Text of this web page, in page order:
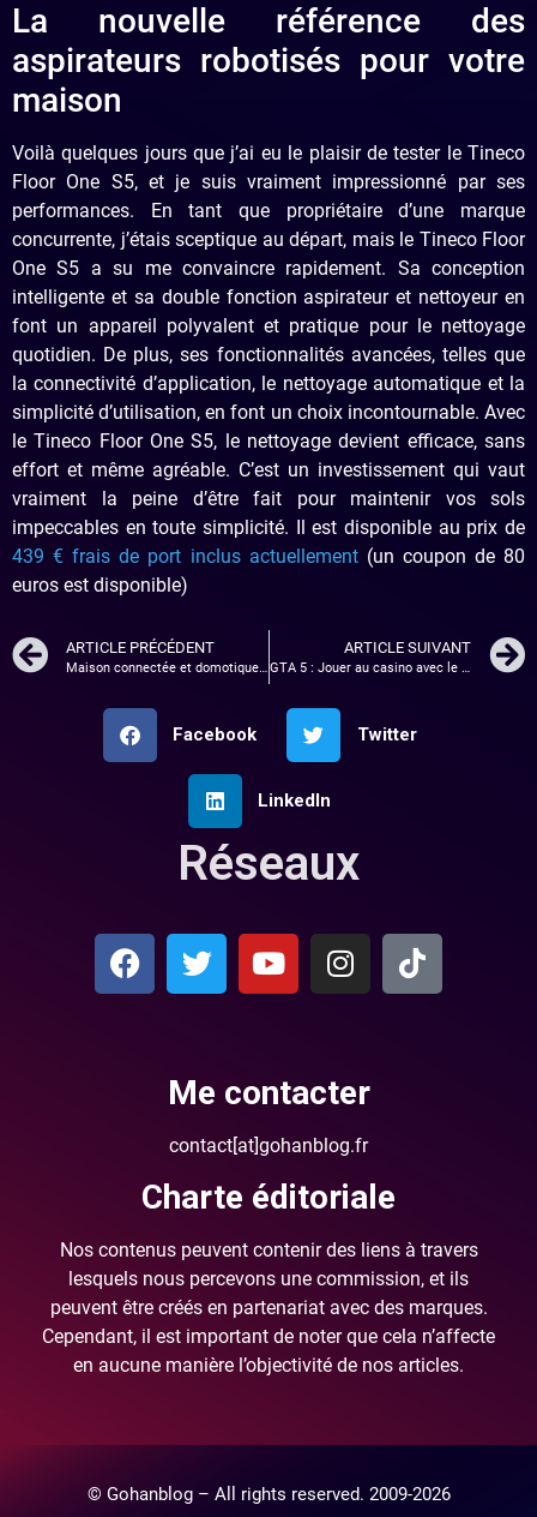
La nouvelle référence des
aspirateurs robotisés pour votre
maison
Voilà quelques jours que j’ai eu le plaisir de tester le Tineco
Floor One S5, et je suis vraiment impressionné par ses
performances. En tant que propriétaire d’une marque
concurrente, j’étais sceptique au départ, mais le Tineco Floor
One S5 a su me convaincre rapidement. Sa conception
intelligente et sa double fonction aspirateur et nettoyeur en
font un appareil polyvalent et pratique pour le nettoyage
quotidien. De plus, ses fonctionnalités avancées, telles que
la connectivité d’application, le nettoyage automatique et la
simplicité d’utilisation, en font un choix incontournable. Avec
le Tineco Floor One S5, le nettoyage devient efficace, sans
effort et même agréable. C’est un investissement qui vaut
vraiment la peine d’être fait pour maintenir vos sols
impeccables en toute simplicité. Il est disponible au prix de
439 € frais de port inclus actuellement(un coupon de 80
euros est disponible)
ARTICLE PRÉCÉDENT ARTICLE SUIVANT
Facebook Twitter
LinkedIn
Réseaux
Me contacter
contact[at]gohanblog.fr
Charte éditoriale
Nos contenus peuvent contenir des liens à travers
lesquels nous percevons une commission, et ils
peuvent être créés en partenariat avec des marques.
Cependant, il est important de noter que cela n’affecte
en aucune manière l’objectivité de nos articles.
© Gohanblog – All rights reserved. 2009-2026